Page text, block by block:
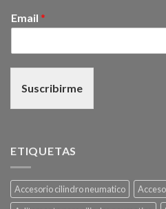
Email *
Suscribirme
ETIQUETAS
Accesorio cilindro neumatico